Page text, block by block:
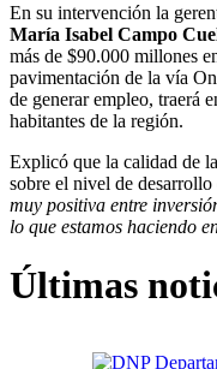
En su intervención la
María Isabel Campo
más de $90.000 millones
pavimentación de la vía
de generar empleo, traerá
habitantes de la región.
Explicó que la calidad de
sobre el nivel de
muy positiva entre
lo que estamos haciendo
Últimas